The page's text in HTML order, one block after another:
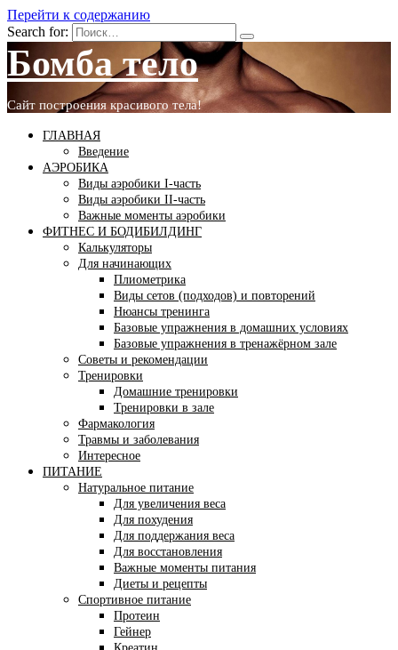
Перейти к содержанию
Search for:
Бомба тело
Сайт построения красивого тела!
ГЛАВНАЯ
Введение
АЭРОБИКА
Виды аэробики І-часть
Виды аэробики ІІ-часть
Важные моменты аэробики
ФИТНЕС И БОДИБИЛДИНГ
Калькуляторы
Для начинающих
Плиометрика
Виды сетов (подходов) и повторений
Нюансы тренинга
Базовые упражнения в домашних условиях
Базовые упражнения в тренажёрном зале
Советы и рекомендации
Тренировки
Домашние тренировки
Тренировки в зале
Фармакология
Травмы и заболевания
Интересное
ПИТАНИЕ
Натуральное питание
Для увеличения веса
Для похудения
Для поддержания веса
Для восстановления
Важные моменты питания
Диеты и рецепты
Спортивное питание
Протеин
Гейнер